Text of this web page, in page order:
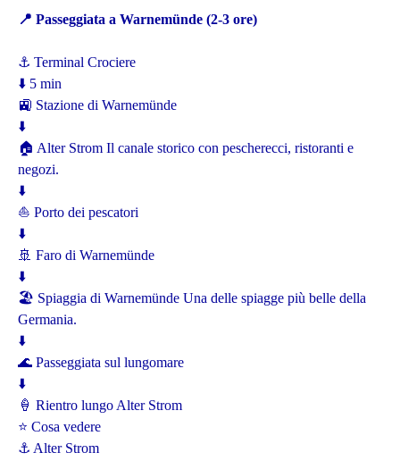
📍 Passeggiata a Warnemünde (2-3 ore)
⚓ Terminal Crociere
⬇️ 5 min
🚉 Stazione di Warnemünde
⬇️
🏠 Alter Strom Il canale storico con pescherecci, ristoranti e
negozi.
⬇️
⛵ Porto dei pescatori
⬇️
🚢 Faro di Warnemünde
⬇️
🏖️ Spiaggia di Warnemünde Una delle spiagge più belle della
Germania.
⬇️
🌊 Passeggiata sul lungomare
⬇️
🍦 Rientro lungo Alter Strom
⭐ Cosa vedere
⚓ Alter Strom